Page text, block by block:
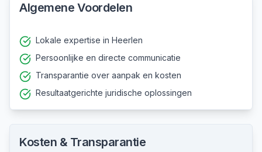
Algemene Voordelen
Lokale expertise in Heerlen
Persoonlijke en directe communicatie
Transparantie over aanpak en kosten
Resultaatgerichte juridische oplossingen
Kosten & Transparantie